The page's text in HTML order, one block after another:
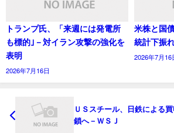
トランプ氏、「来週には発電所
も標的｣－対イラン攻撃の強化を
表明
2026年7月16日
米株と国
統計下振
2026年7月16
ＵＳスチール、日鉄による
鎖へ－ＷＳＪ